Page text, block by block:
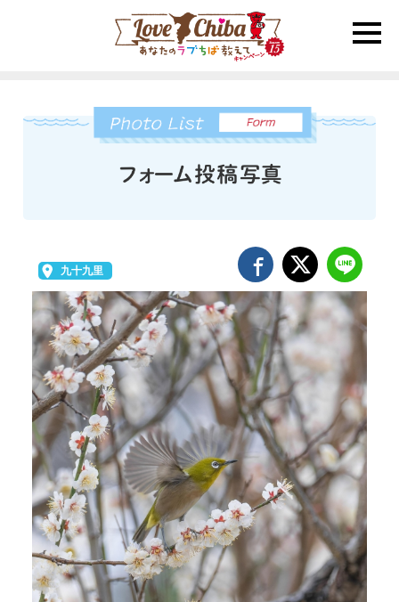
toggle
九十九里